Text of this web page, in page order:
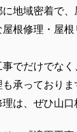
地域密着で
根修理・屋
でだけでな
承っておりま
は、ぜひ山口